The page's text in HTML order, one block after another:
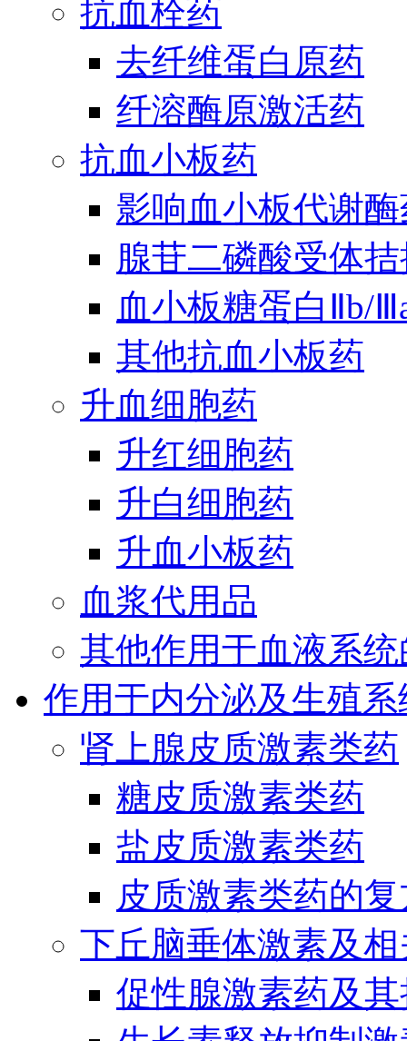
抗血栓药
去纤维蛋白原药
纤溶酶原激活药
抗血小板药
影响血小板代谢
腺苷二磷酸受体
血小板糖蛋白Ⅱb/
其他抗血小板药
升血细胞药
升红细胞药
升白细胞药
升血小板药
血浆代用品
其他作用于血液系
作用于内分泌及生殖
肾上腺皮质激素类药
糖皮质激素类药
盐皮质激素类药
皮质激素类药的
下丘脑垂体激素及
促性腺激素药及